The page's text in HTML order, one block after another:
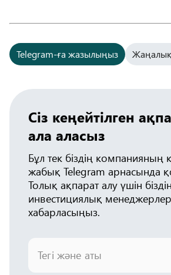
Telegram-ға жазылыңыз
Сіз кеңейтілген
ала аласыз
Бұл тек біздің компанияның
жабық Telegram арнасында
Толық ақпарат алу үшін
инвестициялық
хабарласыңыз.
Тегі және аты